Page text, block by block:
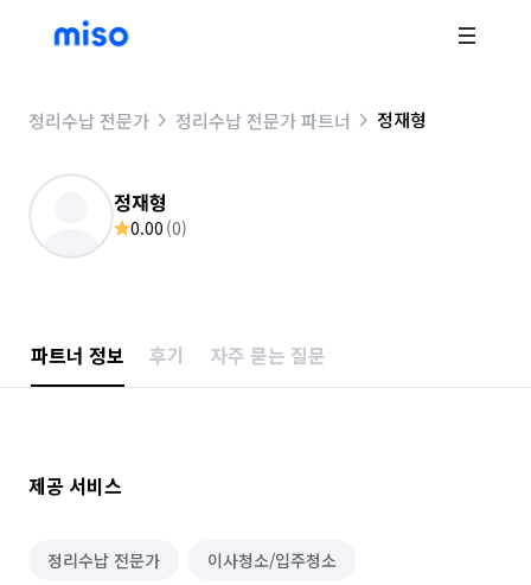
정리수납 전문가 정리수납 전문가 파트너 정재형
정재형
0.00 (0)
파트너 정보 후기 자주 묻는 질문
제공 서비스
정리수납 전문가 이사청소/입주청소